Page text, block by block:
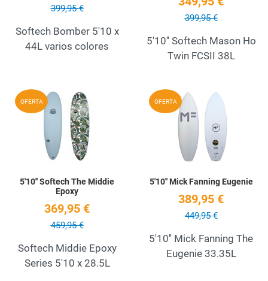
399,95 €
Softech Bomber 5'10 x
44L varios colores
399,95 €
5'10'' Softech Mason Ho
Twin FCSII 38L
OFERTA Add to Wishlist
5'10'' Softech The Middie
Epoxy
369,95 €
459,95 €
Softech Middie Epoxy
Series 5'10 x 28.5L
OFERTA
5'10'' Mick Fanning Eugenie
389,95 €
449,95 €
5'10'' Mick Fanning The
Eugenie 33.35L